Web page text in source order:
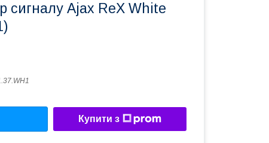
сигналу Ajax ReX White
Купити з